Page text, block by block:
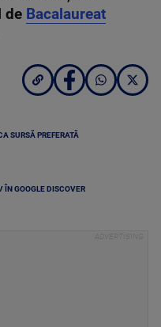
de Bacalaureat
SURSĂ PREFERATĂ
ÎN GOOGLE DISCOVER